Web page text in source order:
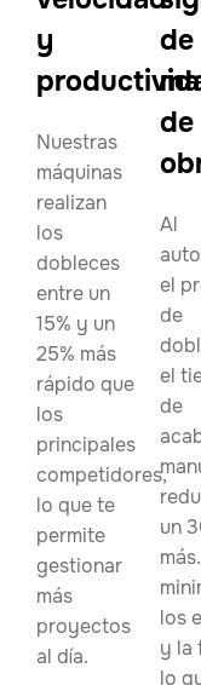
y
Nuestras
máquinas
realizan
los
dobleces
entre un
15% y un
25% más
rápido que
los
principales
competidores,
lo que te
permite
gestionar
más
proyectos
al día.
de
de
Al
el
de
el
de
un
los
y la
lo